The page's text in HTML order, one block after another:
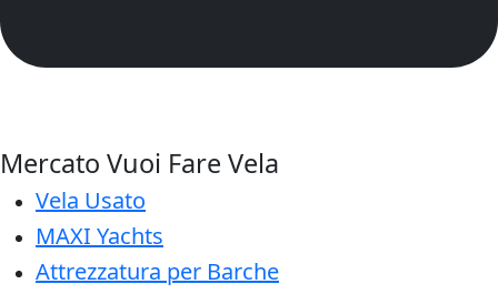
Mercato Vuoi Fare Vela
Vela Usato
MAXI Yachts
Attrezzatura per Barche